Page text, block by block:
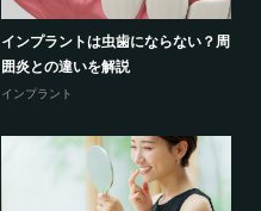
インプラントは虫歯にならない？周
囲炎との違いを解説
インプラント